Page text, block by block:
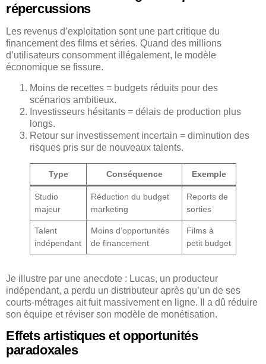
répercussions
Les revenus d’exploitation sont une part critique du
financement des films et séries. Quand des millions
d’utilisateurs consomment illégalement, le modèle
économique se fissure.
Moins de recettes = budgets réduits pour des
scénarios ambitieux.
Investisseurs hésitants = délais de production plus
longs.
Retour sur investissement incertain = diminution des
risques pris sur de nouveaux talents.
Type Conséquence Exemple
Studio
majeur
Réduction du budget
marketing
Reports de
sorties
Talent
indépendant
Moins d’opportunités
de financement
Films à
petit budget
Je illustre par une anecdote : Lucas, un producteur
indépendant, a perdu un distributeur après qu’un de ses
courts-métrages ait fuit massivement en ligne. Il a dû réduire
son équipe et réviser son modèle de monétisation.
Effets artistiques et opportunités
paradoxales